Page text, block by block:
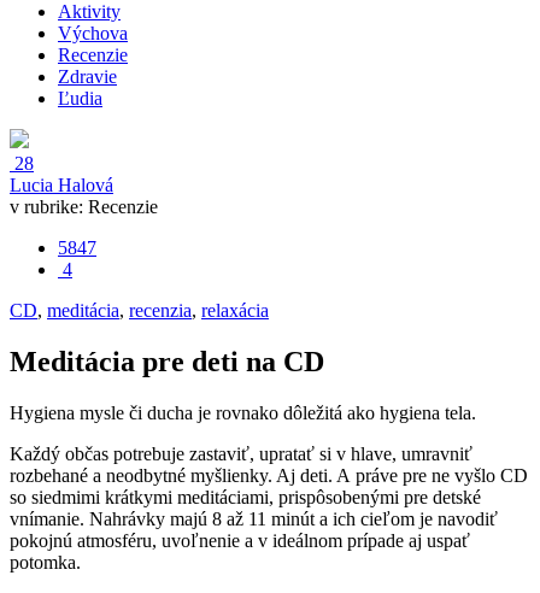
Aktivity
Výchova
Recenzie
Zdravie
Ľudia
28
Lucia Halová
v rubrike: Recenzie
5847
4
CD, meditácia, recenzia, relaxácia
Meditácia pre deti na CD
Hygiena mysle či ducha je rovnako dôležitá ako hygiena tela.
Každý občas potrebuje zastaviť, upratať si v hlave, umravniť
rozbehané a neodbytné myšlienky. Aj deti. A práve pre ne vyšlo CD
so siedmimi krátkymi meditáciami, prispôsobenými pre detské
vnímanie. Nahrávky majú 8 až 11 minút a ich cieľom je navodiť
pokojnú atmosféru, uvoľnenie a v ideálnom prípade aj uspať
potomka.